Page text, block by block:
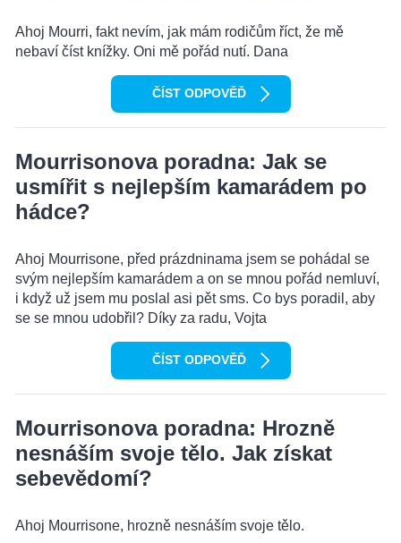
Ahoj Mourri, fakt nevím, jak mám rodičům říct, že mě
nebaví číst knížky. Oni mě pořád nutí. Dana
ČÍST ODPOVĚĎ
Mourrisonova poradna: Jak se
usmířit s nejlepším kamarádem po
hádce?
Ahoj Mourrisone, před prázdninama jsem se pohádal se
svým nejlepším kamarádem a on se mnou pořád nemluví,
i když už jsem mu poslal asi pět sms. Co bys poradil, aby
se se mnou udobřil? Díky za radu, Vojta
ČÍST ODPOVĚĎ
Mourrisonova poradna: Hrozně
nesnáším svoje tělo. Jak získat
sebevědomí?
Ahoj Mourrisone, hrozně nesnáším svoje tělo.